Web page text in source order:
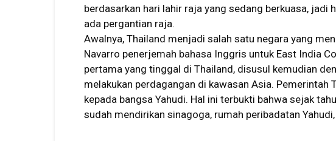
berdasarkan hari lahir raja yang sedang berkuasa, jadi
ada pergantian raja.
Awalnya, Thailand menjadi salah satu negara yang
Navarro penerjemah bahasa Inggris untuk East India
pertama yang tinggal di Thailand, disusul kemudian
melakukan perdagangan di kawasan Asia. Pemerintah
kepada bangsa Yahudi. Hal ini terbukti bahwa sejak
sudah mendirikan sinagoga, rumah peribadatan